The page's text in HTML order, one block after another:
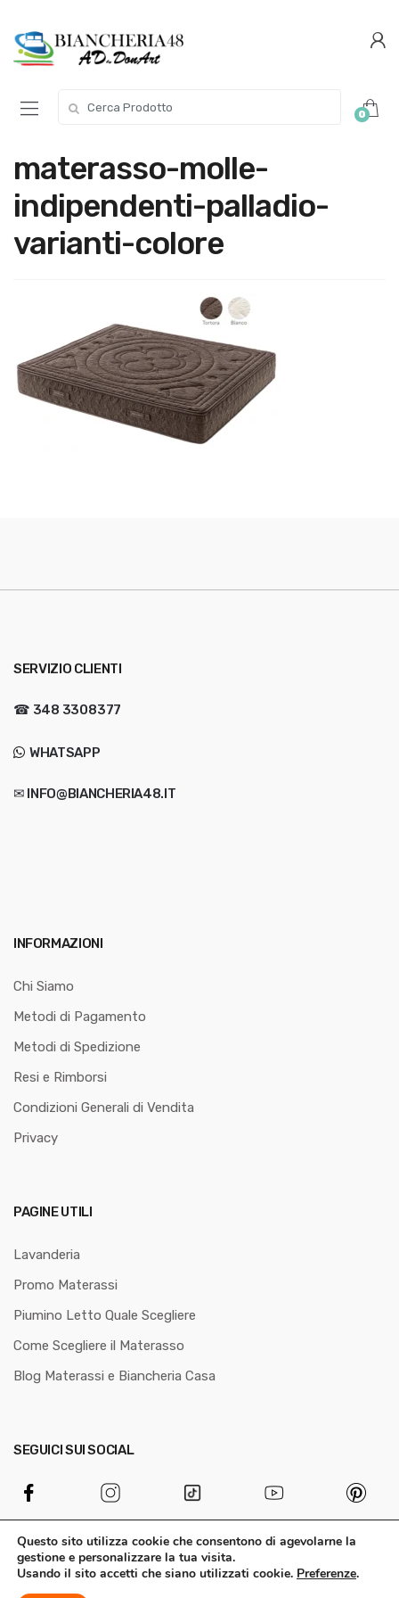
navigazione
questo
step
0
materasso-molle-
indipendenti-palladio-
varianti-colore
SERVIZIO CLIENTI
☎ 348 3308377
WHATSAPP
✉ INFO@BIANCHERIA48.IT
INFORMAZIONI
Chi Siamo
Metodi di Pagamento
Metodi di Spedizione
Resi e Rimborsi
Condizioni Generali di Vendita
Privacy
PAGINE UTILI
Lavanderia
Promo Materassi
Piumino Letto Quale Scegliere
Come Scegliere il Materasso
Blog Materassi e Biancheria Casa
SEGUICI SUI SOCIAL
Questo sito utilizza cookie che consentono di agevolarne la
gestione e personalizzare la tua visita.
Usando il sito accetti che siano utilizzati cookie. Preferenze.